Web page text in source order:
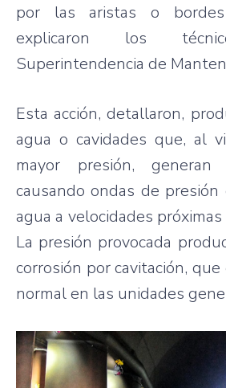
por las aristas o
explicaron los
Superintendencia de
Esta acción, detallaron,
agua o cavidades que, al
mayor presión, generan
causando ondas de
agua a velocidades
La presión provocada
corrosión por cavitación,
normal en las unidades